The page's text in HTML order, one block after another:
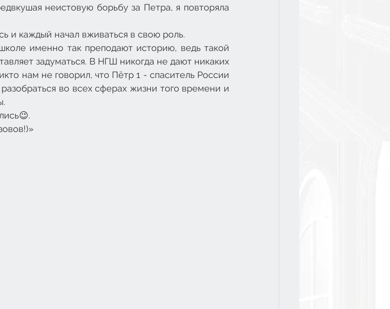
неистовую борьбу за Петра, я повторяла
и каждый начал вживаться в свою роль.
именно так преподают историю, ведь такой
задуматься. В НГШ никогда не дают никаких
нам не говорил, что Пётр 1 - спаситель России
во всех сферах жизни того времени и